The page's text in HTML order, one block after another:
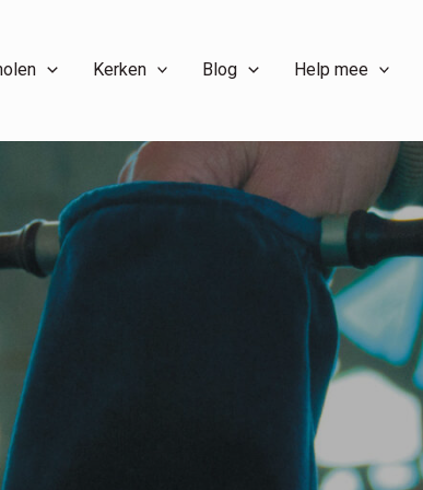
Kerken Blog Help mee